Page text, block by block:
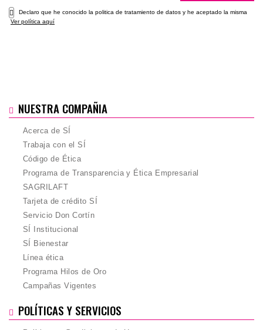
Declaro que he conocido la politica de tratamiento de datos y he aceptado la misma
Ver política aquí
NUESTRA COMPAÑIA
Acerca de SÍ
Trabaja con el SÍ
Código de Ética
Programa de Transparencia y Ética Empresarial
SAGRILAFT
Tarjeta de crédito SÍ
Servicio Don Cortín
SÍ Institucional
SÍ Bienestar
Línea ética
Programa Hilos de Oro
Campañas Vigentes
POLÍTICAS Y SERVICIOS